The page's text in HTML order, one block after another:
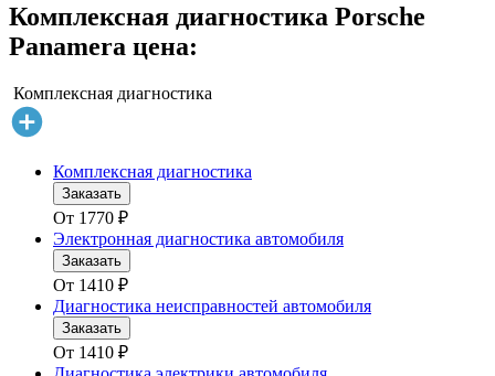
Комплексная диагностика Porsche
Panamera цена:
Комплексная диагностика
Комплексная диагностика
Заказать
От 1770 ₽
Электронная диагностика автомобиля
Заказать
От 1410 ₽
Диагностика неисправностей автомобиля
Заказать
От 1410 ₽